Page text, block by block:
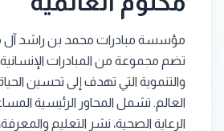
مؤسسة مبادرات محمد بن راشد آل
تضم مجموعة من المبادرات الإنسانية،
والتنموية التي تهدف إلى تحسين
العالم. تشمل المحاور الرئيسية
الرعاية الصحية، نشر التعليم